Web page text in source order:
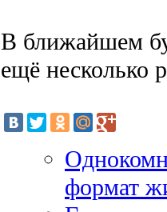
В ближайшем
ещё несколько
формат